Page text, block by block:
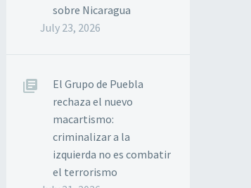
sobre Nicaragua
July 23, 2026
El Grupo de Puebla
rechaza el nuevo
macartismo:
criminalizar a la
izquierda no es combatir
el terrorismo